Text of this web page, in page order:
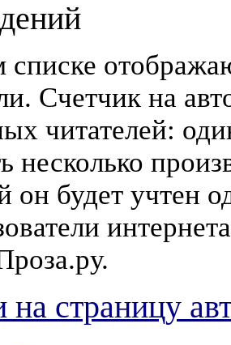
Счетчик на
читателей:
несколько
он будет учтен
на страницу